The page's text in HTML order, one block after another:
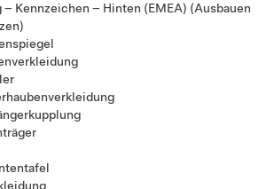
– Kennzeichen – Hinten (EMEA) (Ausbauen